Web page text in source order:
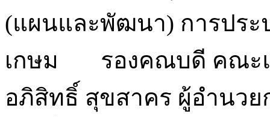
(แผนและพัฒนา) การประ
เกษม รองคณบดี คณะแ
อภิสิทธิ์ สุขสาคร ผู้อำนวย